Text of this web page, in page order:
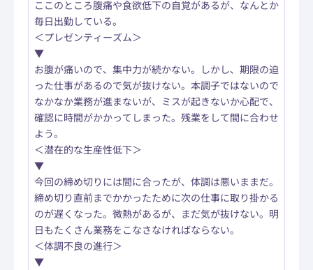
ここのところ腹痛や食欲低下の自覚があるが、なんとか
毎日出勤している。
＜プレゼンティーズム＞
▼
お腹が痛いので、集中力が続かない。しかし、期限の迫
った仕事があるので気が抜けない。本調子ではないので
なかなか業務が進まないが、ミスが起きないか心配で、
確認に時間がかかってしまった。残業をして間に合わせ
よう。
＜潜在的な生産性低下＞
▼
今回の締め切りには間に合ったが、体調は悪いままだ。
締め切り直前までかかったために次の仕事に取り掛かる
のが遅くなった。微熱があるが、まだ気が抜けない。明
日もたくさん業務をこなさなければならない。
＜体調不良の進行＞
▼